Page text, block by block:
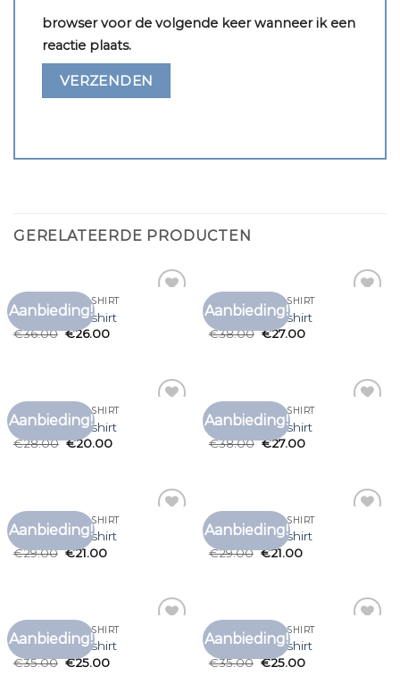
browser voor de volgende keer wanneer ik een
reactie plaats.
GERELATEERDE PRODUCTEN
Aanbieding!
LONGSLEEVE T SHIRT
longsleeve t shirt
€36.00 €26.00
Aanbieding!
LONGSLEEVE T SHIRT
longsleeve t shirt
€38.00 €27.00
Aanbieding!
LONGSLEEVE T SHIRT
longsleeve t shirt
€28.00 €20.00
Aanbieding!
LONGSLEEVE T SHIRT
longsleeve t shirt
€38.00 €27.00
Aanbieding!
LONGSLEEVE T SHIRT
longsleeve t shirt
€29.00 €21.00
Aanbieding!
LONGSLEEVE T SHIRT
longsleeve t shirt
€29.00 €21.00
Aanbieding!
LONGSLEEVE T SHIRT
longsleeve t shirt
€35.00 €25.00
Aanbieding!
LONGSLEEVE T SHIRT
longsleeve t shirt
€35.00 €25.00